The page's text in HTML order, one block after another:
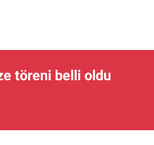
töreni belli oldu